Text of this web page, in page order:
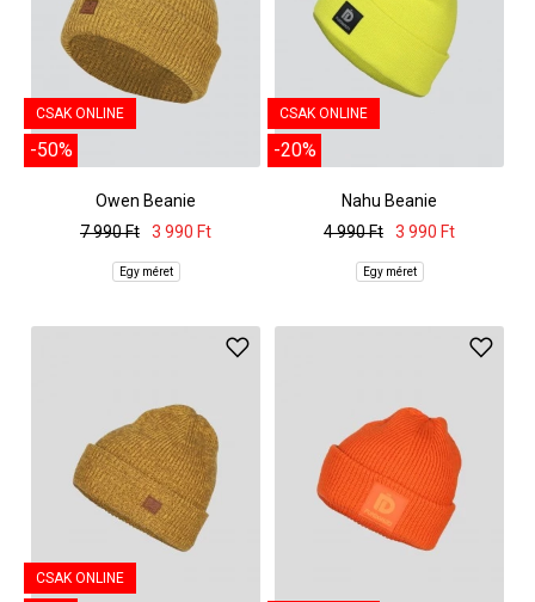
CSAK ONLINE
-50%
Owen Beanie
7 990 Ft
3 990 Ft
Egy méret
CSAK ONLINE
-20%
Nahu Beanie
4 990 Ft
3 990 Ft
Egy méret
CSAK ONLINE